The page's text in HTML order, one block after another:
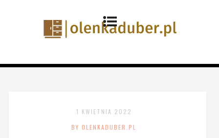
1 KWIETNIA 2022
BY OLENKADUBER.PL